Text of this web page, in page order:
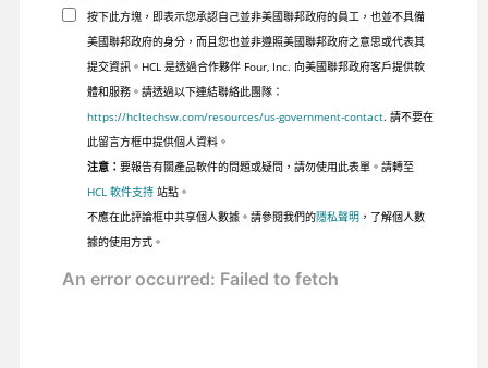
按下此方塊，即表示您承認自己並非美國聯邦政府的員工，也並不具備
美國聯邦政府的身分，而且您也並非遵照美國聯邦政府之意思或代表其
提交資訊。HCL 是透過合作夥伴 Four, Inc. 向美國聯邦政府客戶提供軟
體和服務。請透過以下連結聯絡此團隊：
https://hcltechsw.com/resources/us-government-contact. 請不要在
此留言方框中提供個人資料。
注意： 要報告有關產品軟件的問題或疑問，請勿使用此表單。請轉至
HCL 軟件支持站點。
不應在此評論框中共享個人數據。請參閱我們的隱私聲明 ，了解個人數
據的使用方式。